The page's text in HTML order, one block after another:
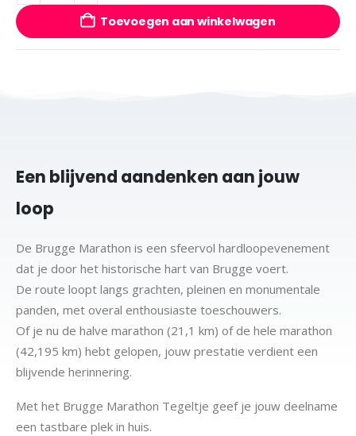
Toevoegen aan winkelwagen
Een blijvend aandenken aan jouw
loop
De Brugge Marathon is een sfeervol hardloopevenement
dat je door het historische hart van Brugge voert.
De route loopt langs grachten, pleinen en monumentale
panden, met overal enthousiaste toeschouwers.
Of je nu de halve marathon (21,1 km) of de hele marathon
(42,195 km) hebt gelopen, jouw prestatie verdient een
blijvende herinnering.
Met het Brugge Marathon Tegeltje geef je jouw deelname
een tastbare plek in huis.